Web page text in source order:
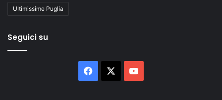
Ultimissime Puglia
Seguici su
Facebook